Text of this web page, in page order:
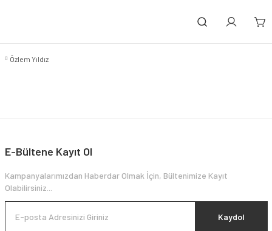
Özlem Yıldız
E-Bültene Kayıt Ol
Kampanyalarımızdan Haberdar Olmak İçin, Bültenimize Kayıt
Olabilirsiniz...
Kaydol